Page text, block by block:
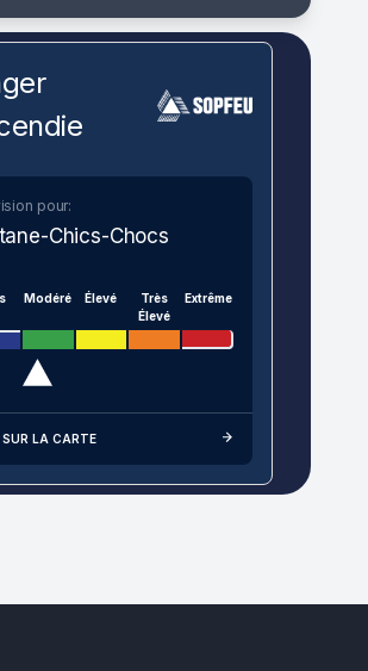
pour:
Chics-Chocs
Modéré Élevé
Très
Élevé
Extrême
SUR LA CARTE